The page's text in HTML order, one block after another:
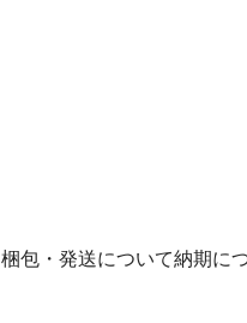
梱包・発送について納期に